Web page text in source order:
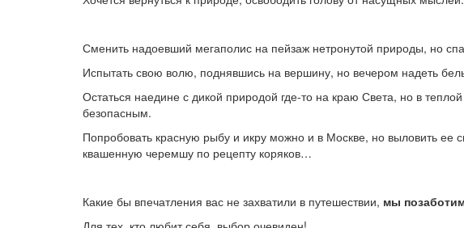
Сменить надоевший мегаполис на пейзаж нетронутой природы, но
Испытать свою волю, поднявшись на вершину, но вечером надеть
Остаться наедине с дикой природой где-то на краю Света, но в
безопасным.
Попробовать красную рыбу и икру можно и в Москве, но выловить
квашенную черемшу по рецепту коряков…
Какие бы впечатления вас не захватили в путешествии, мы